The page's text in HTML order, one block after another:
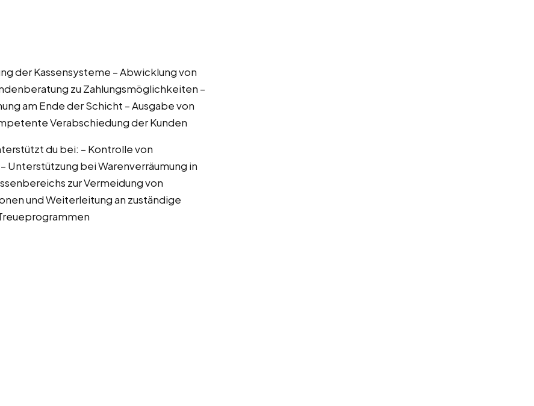
der Kassensysteme – Abwicklung von
zu Zahlungsmöglichkeiten –
am Ende der Schicht – Ausgabe von
Verabschiedung der Kunden
du bei: – Kontrolle von
Unterstützung bei Warenverräumung in
zur Vermeidung von
und Weiterleitung an zuständige